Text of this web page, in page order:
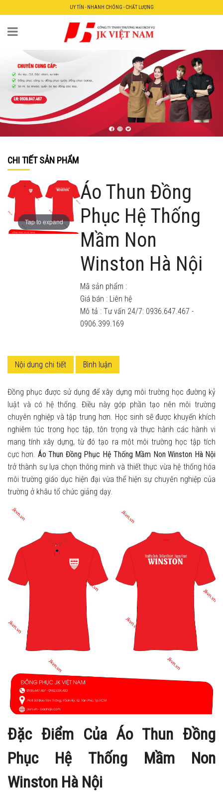
UY TÍN - NHANH CHÓNG - CHẤT LƯỢNG
CHI TIẾT SẢN PHẨM
Tap to expand
Áo Thun Đồng
Phục Hệ Thống
Mầm Non
Winston Hà Nội
Mã sản phẩm :
Giá bán : Liên hệ
Mô tả : Tư vấn 24/7: 0936.647.467 -
0906.399.169
Nội dung chi tiết Bình luận
Đồng phục được sử dụng để xây dựng môi trường học đường kỷ
luật và có hệ thống. Điều này góp phần tạo nên môi trường
chuyên nghiệp và tập trung hơn. Học sinh sẽ được khuyến khích
nghiêm túc trong học tập, tôn trọng và thực hành các hành vi
mang tính xây dựng, từ đó tạo ra một môi trường học tập tích
cực hơn. Áo Thun Đồng Phục Hệ Thống Mầm Non Winston Hà Nội
trở thành sự lựa chọn thông minh và thiết thực vừa hệ thống hóa
môi trường giáo dục hiện đại vừa thể hiện sự chuyên nghiệp của
trường ở khâu tổ chức giảng dạy.
Đặc Điểm Của Áo Thun Đồng
Phục Hệ Thống Mầm Non
Winston Hà Nội